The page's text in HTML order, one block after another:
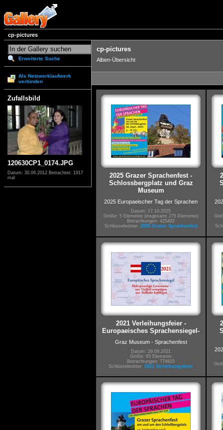
cp-pictures
Erweiterte Suche
Als Netzwerklaufwerk
verbinden
Zufallsbild
120630CP1_0174.JPG
Datum: 30.06.2012 Betrachtet: 1917
mal
cp-pictures
Alben-Übersicht
2025 Grazer Sprachenfest -
Schlossbergplatz und Graz
Museum
2025 Europaeischer Tag der Sprachen
Datum: 17.10.2025
Größe: 5 Elemente (insgesamt 275 Elemente)
Betrachtungen: 425482
Schlüsselwörter: 2025 Grazer Sprachenfest
2021 Verleihungsfeier -
Europaeisches Sprachensiegel-
Graz Museum - Sprachenfest
Datum: 29.09.2021
Größe: 65 Elemente
Betrachtungen: 774915
Schlüsselwörter: 2021 Verleihungsfeier